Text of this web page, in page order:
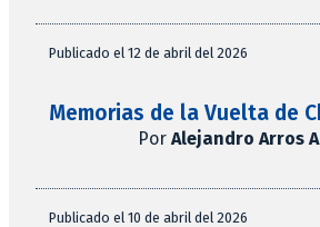
Publicado el 12 de abril del 2026
Memorias de la Vuelta de
Por Alejandro Arros
Publicado el 10 de abril del 2026